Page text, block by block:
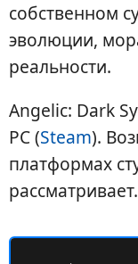
собственном
эволюции,
реальности.
Angelic: Dark
PC (Steam).
платформах
рассматривает.